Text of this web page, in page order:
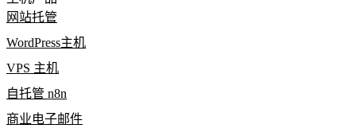
网站托管
WordPress主机
VPS 主机
自托管 n8n
商业电子邮件